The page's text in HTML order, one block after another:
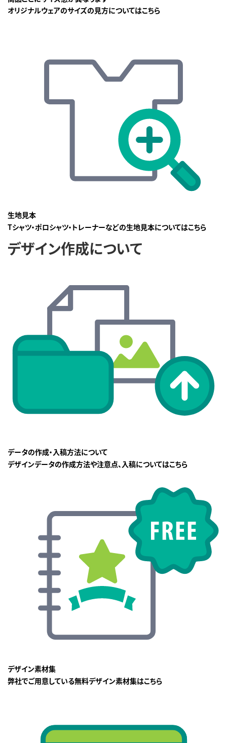
オリジナルウェアのサイズの見方についてはこちら
生地見本
Tシャツ・ポロシャツ・トレーナーなどの生地見本についてはこちら
デザイン作成について
データの作成・入稿方法について
デザインデータの作成方法や注意点、入稿についてはこちら
デザイン素材集
弊社でご用意している無料デザイン素材集はこちら